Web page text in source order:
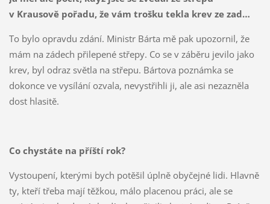
v Krausově pořadu, že vám trošku tekla krev ze zad…
To bylo opravdu zdání. Ministr Bárta mě pak upozornil, že
mám na zádech přilepené střepy. Co se v záběru jevilo jako
krev, byl odraz světla na střepu. Bártova poznámka se
dokonce ve vysílání ozvala, nevystřihli ji, ale asi nezazněla
dost hlasitě.
Co chystáte na příští rok?
Vystoupení, kterými bych potěšil úplně obyčejné lidi. Hlavně
ty, kteří třeba mají těžkou, málo placenou práci, ale se